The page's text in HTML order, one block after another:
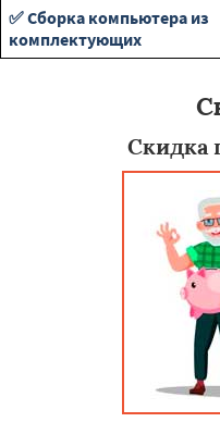
✅ Сборка компьютера из
комплектующих
Скидка